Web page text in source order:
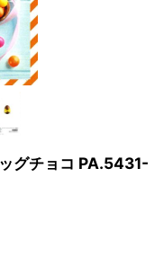
グチョコ PA.5431-